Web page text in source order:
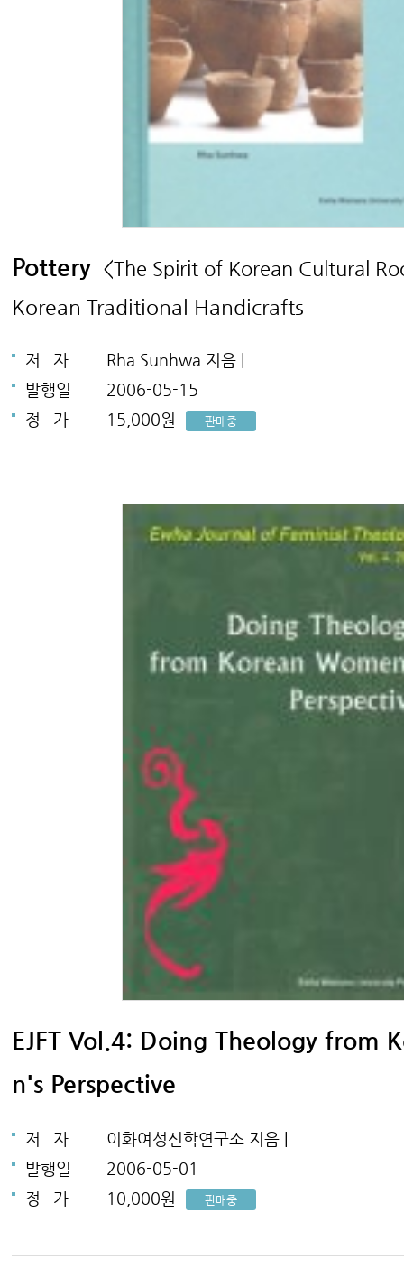
Pottery <The Spirit of Korean Cultural
Korean Traditional Handicrafts
저 자
Rha Sunhwa 지음 |
발행일
2006-05-15
정
가 15,000원 판매중
EJFT Vol.4: Doing Theology from
n's Perspective
저 자
이화여성신학연구소 지음 |
발행일
2006-05-01
정
가 10,000원 판매중